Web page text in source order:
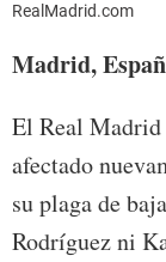
RealMadrid.com
Madrid,
El Real Madrid
afectado
su plaga de
Rodríguez ni